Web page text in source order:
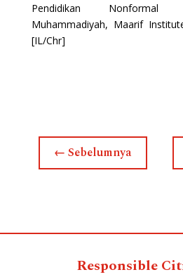
Pendidikan Nonformal
Muhammadiyah, Maarif
[IL/Chr]
← Sebelumnya
Responsible